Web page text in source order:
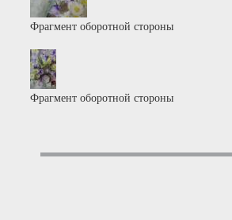
Фрагмент оборотной стороны
Фрагмент оборотной стороны